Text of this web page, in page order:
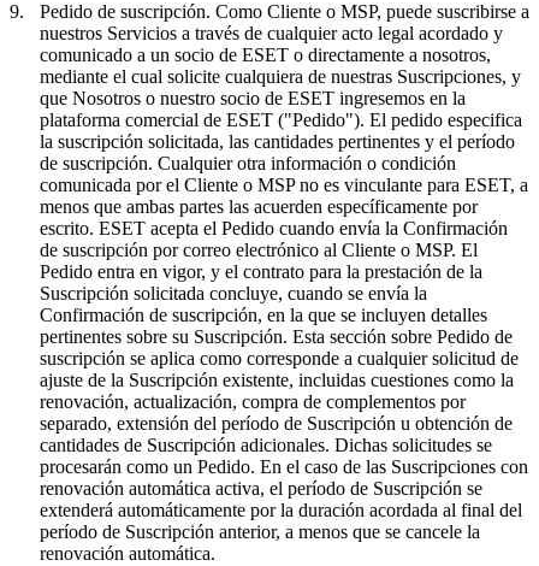
9.
Pedido de suscripción. Como Cliente o MSP, puede suscribirse a
nuestros Servicios a través de cualquier acto legal acordado y
comunicado a un socio de ESET o directamente a nosotros,
mediante el cual solicite cualquiera de nuestras Suscripciones, y
que Nosotros o nuestro socio de ESET ingresemos en la
plataforma comercial de ESET ("Pedido"). El pedido especifica
la suscripción solicitada, las cantidades pertinentes y el período
de suscripción. Cualquier otra información o condición
comunicada por el Cliente o MSP no es vinculante para ESET, a
menos que ambas partes las acuerden específicamente por
escrito. ESET acepta el Pedido cuando envía la Confirmación
de suscripción por correo electrónico al Cliente o MSP. El
Pedido entra en vigor, y el contrato para la prestación de la
Suscripción solicitada concluye, cuando se envía la
Confirmación de suscripción, en la que se incluyen detalles
pertinentes sobre su Suscripción. Esta sección sobre Pedido de
suscripción se aplica como corresponde a cualquier solicitud de
ajuste de la Suscripción existente, incluidas cuestiones como la
renovación, actualización, compra de complementos por
separado, extensión del período de Suscripción u obtención de
cantidades de Suscripción adicionales. Dichas solicitudes se
procesarán como un Pedido. En el caso de las Suscripciones con
renovación automática activa, el período de Suscripción se
extenderá automáticamente por la duración acordada al final del
período de Suscripción anterior, a menos que se cancele la
renovación automática.